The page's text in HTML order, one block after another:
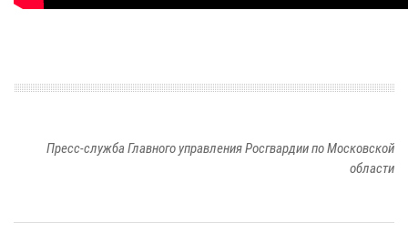
Пресс-служба Главного управления Росгвардии по Московской
области